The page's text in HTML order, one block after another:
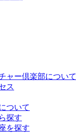
ャー倶楽部について
ス
ついて
探す
を探す